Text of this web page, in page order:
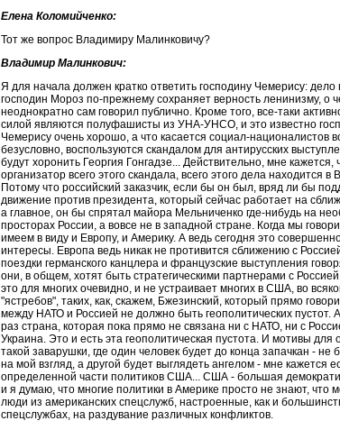
Елена Коломийченко:
Тот же вопрос Владимиру Малинковичу?
Владимир Малинкович:
Я для начала должен кратко ответить господину Чемерису: дело
господин Мороз по-прежнему сохраняет верность ленинизму, о
неоднократно сам говорил публично. Кроме того, все-таки
силой являются полуфашисты из УНА-УНСО, и это известно
Чемерису очень хорошо, а что касается социал-националистов
безусловно, воспользуются скандалом для антирусских
будут хоронить Георгия Гонгадзе... Действительно, мне кажется,
организатор всего этого скандала, всего этого дела находится в
Потому что российский заказчик, если бы он был, вряд ли бы
движение против президента, который сейчас работает на
а главное, он бы спрятал майора Мельниченко где-нибудь на
просторах России, а вовсе не в западной стране. Когда мы
имеем в виду и Европу, и Америку. А ведь сегодня это
интересы. Европа ведь никак не противится сближению с
поездки германского канцлера и французские выступления
они, в общем, хотят быть стратегическими партнерами с
это для многих очевидно, и не устраивает многих в США, во
"ястребов", таких, как, скажем, Бжезинский, который прямо
между НАТО и Россией не должно быть геополитических пустот. А
раз страна, которая пока прямо не связана ни с НАТО, ни с
Украина. Это и есть эта геополитическая пустота. И мотивы для
такой заварушки, где один человек будет до конца запачкан - не
на мой взгляд, а другой будет выглядеть ангелом - мне кажется
определенной части политиков США... США - большая
и я думаю, что многие политики в Америке просто не знают, что
люди из американских спецслужб, настроенные, как и
спецслужбах, на раздувание различных конфликтов.